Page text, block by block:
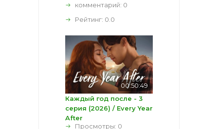
комментарий: 0
Рейтинг: 0.0
00:50:49
Каждый год после - 3
серия (2026) / Every Year
After
Просмотры: 0